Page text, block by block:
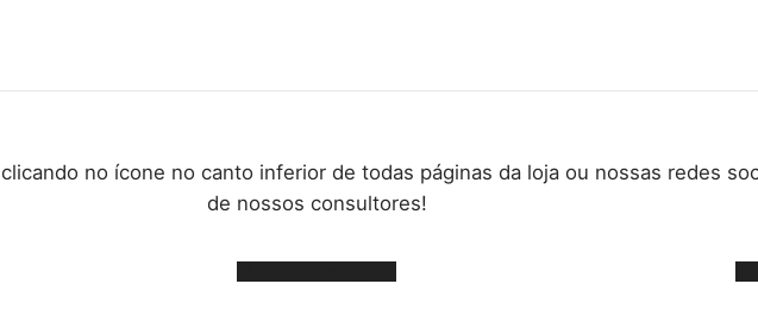
clicando no ícone no canto inferior de todas páginas da loja ou nossas redes
de nossos consultores!